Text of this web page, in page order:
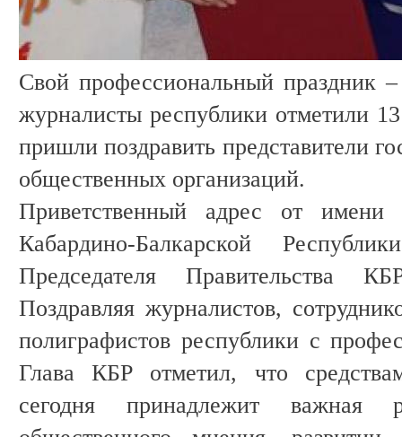
Свой профессиональный праздник
журналисты республики отметили
пришли поздравить представители
общественных организаций.
Приветственный адрес от имени
Кабардино-Балкарской
Председателя Правительства
Поздравляя журналистов,
полиграфистов республики с
Глава КБР отметил, что
сегодня принадлежит важная